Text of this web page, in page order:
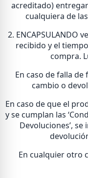
acreditado)
cualquiera de
2. ENCAPSULANDO
recibido y el
compra.
En caso de falla
cambio o
En caso de que el
y se cumplan las
Devoluciones’,
En cualquier otro